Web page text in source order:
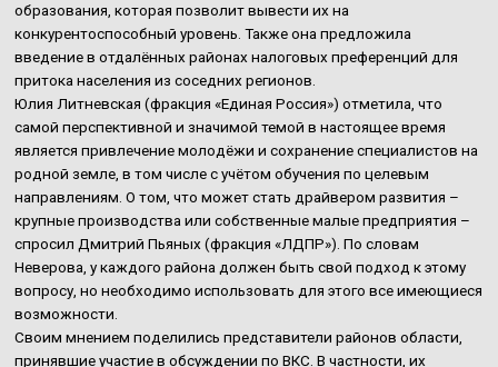
образования, которая позволит вывести их на
конкурентоспособный уровень. Также она предложила
введение в отдалённых районах налоговых преференций для
притока населения из соседних регионов.
Юлия Литневская (фракция «Единая Россия») отметила, что
самой перспективной и значимой темой в настоящее время
является привлечение молодёжи и сохранение специалистов на
родной земле, в том числе с учётом обучения по целевым
направлениям. О том, что может стать драйвером развития –
крупные производства или собственные малые предприятия –
спросил Дмитрий Пьяных (фракция «ЛДПР»). По словам
Неверова, у каждого района должен быть свой подход к этому
вопросу, но необходимо использовать для этого все имеющиеся
возможности.
Своим мнением поделились представители районов области,
принявшие участие в обсуждении по ВКС. В частности, их